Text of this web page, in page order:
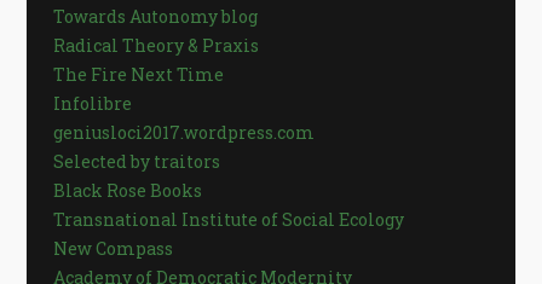
Towards Autonomy blog
Radical Theory & Praxis
The Fire Next Time
Infolibre
geniusloci2017.wordpress.com
Selected by traitors
Black Rose Books
Transnational Institute of Social Ecology
New Compass
Academy of Democratic Modernity